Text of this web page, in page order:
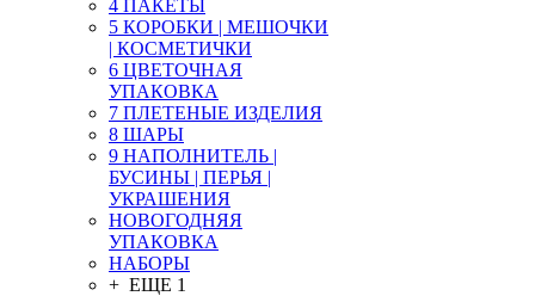
4 ПАКЕТЫ
5 КОРОБКИ | МЕШОЧКИ
| КОСМЕТИЧКИ
6 ЦВЕТОЧНАЯ
УПАКОВКА
7 ПЛЕТЕНЫЕ ИЗДЕЛИЯ
8 ШАРЫ
9 НАПОЛНИТЕЛЬ |
БУСИНЫ | ПЕРЬЯ |
УКРАШЕНИЯ
НОВОГОДНЯЯ
УПАКОВКА
НАБОРЫ
+ ЕЩЕ 1